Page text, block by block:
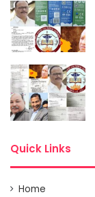
Quick Links
Home